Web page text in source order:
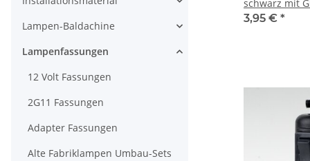
schwarz mit
IG 250V/4A
3,95 € *
Lampen-Baldachine
Lampenfassungen
12 Volt Fassungen
2G11 Fassungen
Adapter Fassungen
Alte Fabriklampen Umbau-Sets